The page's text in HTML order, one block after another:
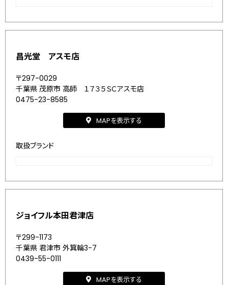
昌光堂 アスモ店
〒297-0029
千葉県 茂原市 高師 １７３５ＳＣアスモ店
0475-23-8585
MAPを表示する
取扱ブランド
ジョイフル本田君津店
〒299-1173
千葉県 君津市 外箕輪3-7
0439-55-0111
MAPを表示する